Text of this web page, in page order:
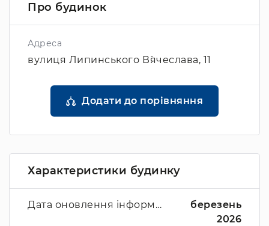
Про будинок
Адреса
вулиця Липинського В`ячеслава, 11
Додати до порівняння
Характеристики будинку
Дата оновлення інформації
березень
2026